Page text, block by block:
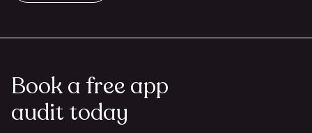
Book a free app
audit today